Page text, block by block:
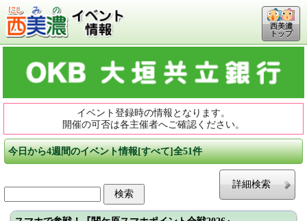
西美濃
トップ
イベント登録時の情報となります。
開催の可否は各主催者へご確認ください。
今日から4週間のイベント情報[すべて]全51件
詳細検索